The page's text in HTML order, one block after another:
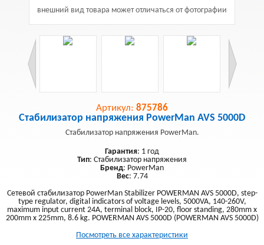
внешний вид товара может отличаться от фотографии
Артикул: 875786
Стабилизатор напряжения PowerMan AVS 5000D
Стабилизатор напряжения PowerMan.
Гарантия: 1 год
Тип: Стабилизатор напряжения
Бренд: PowerMan
Вес: 7.74
Сетевой стабилизатор PowerMan Stabilizer POWERMAN AVS 5000D, step-
type regulator, digital indicators of voltage levels, 5000VA, 140-260V,
maximum input current 24A, terminal block, IP-20, floor standing, 280mm x
200mm x 225mm, 8.6 kg. POWERMAN AVS 5000D (POWERMAN AVS 5000D)
Посмотреть все характеристики